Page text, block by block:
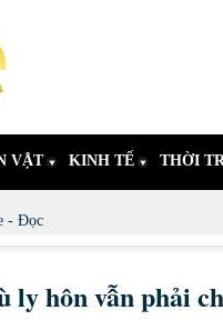
VẬT KINH TẾ THỜI
- Đọc
ly hôn vẫn phải